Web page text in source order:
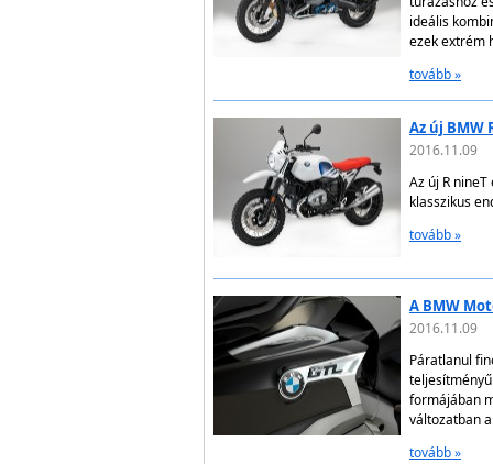
ideális
ezek extrém
tovább »
Az új BMW
2016.11.09
Az új R
klasszikus
tovább »
A BMW
2016.11.09
Páratlanul
formájában
változatban
tovább »